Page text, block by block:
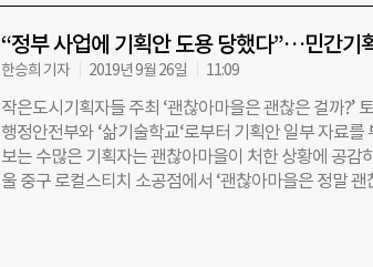
“정부 사업에 기획안 도용 당했다”…민간기
한승희 기자 2019년 9월 26일 11:09
작은도시기획자들 주최 ‘괜찮아마을은 괜찮은 걸까?’
행정안전부와 ‘삶기술학교‘로부터 기획안 일부 자료
보는 수많은 기획자는 괜찮아마을이 처한 상황에 공감
울 중구 로컬스티치 소공점에서 ‘괜찮아마을은 정말